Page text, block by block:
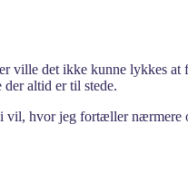
det ikke kunne lykkes at
altid er til stede.
vil, hvor jeg fortæller nærmere